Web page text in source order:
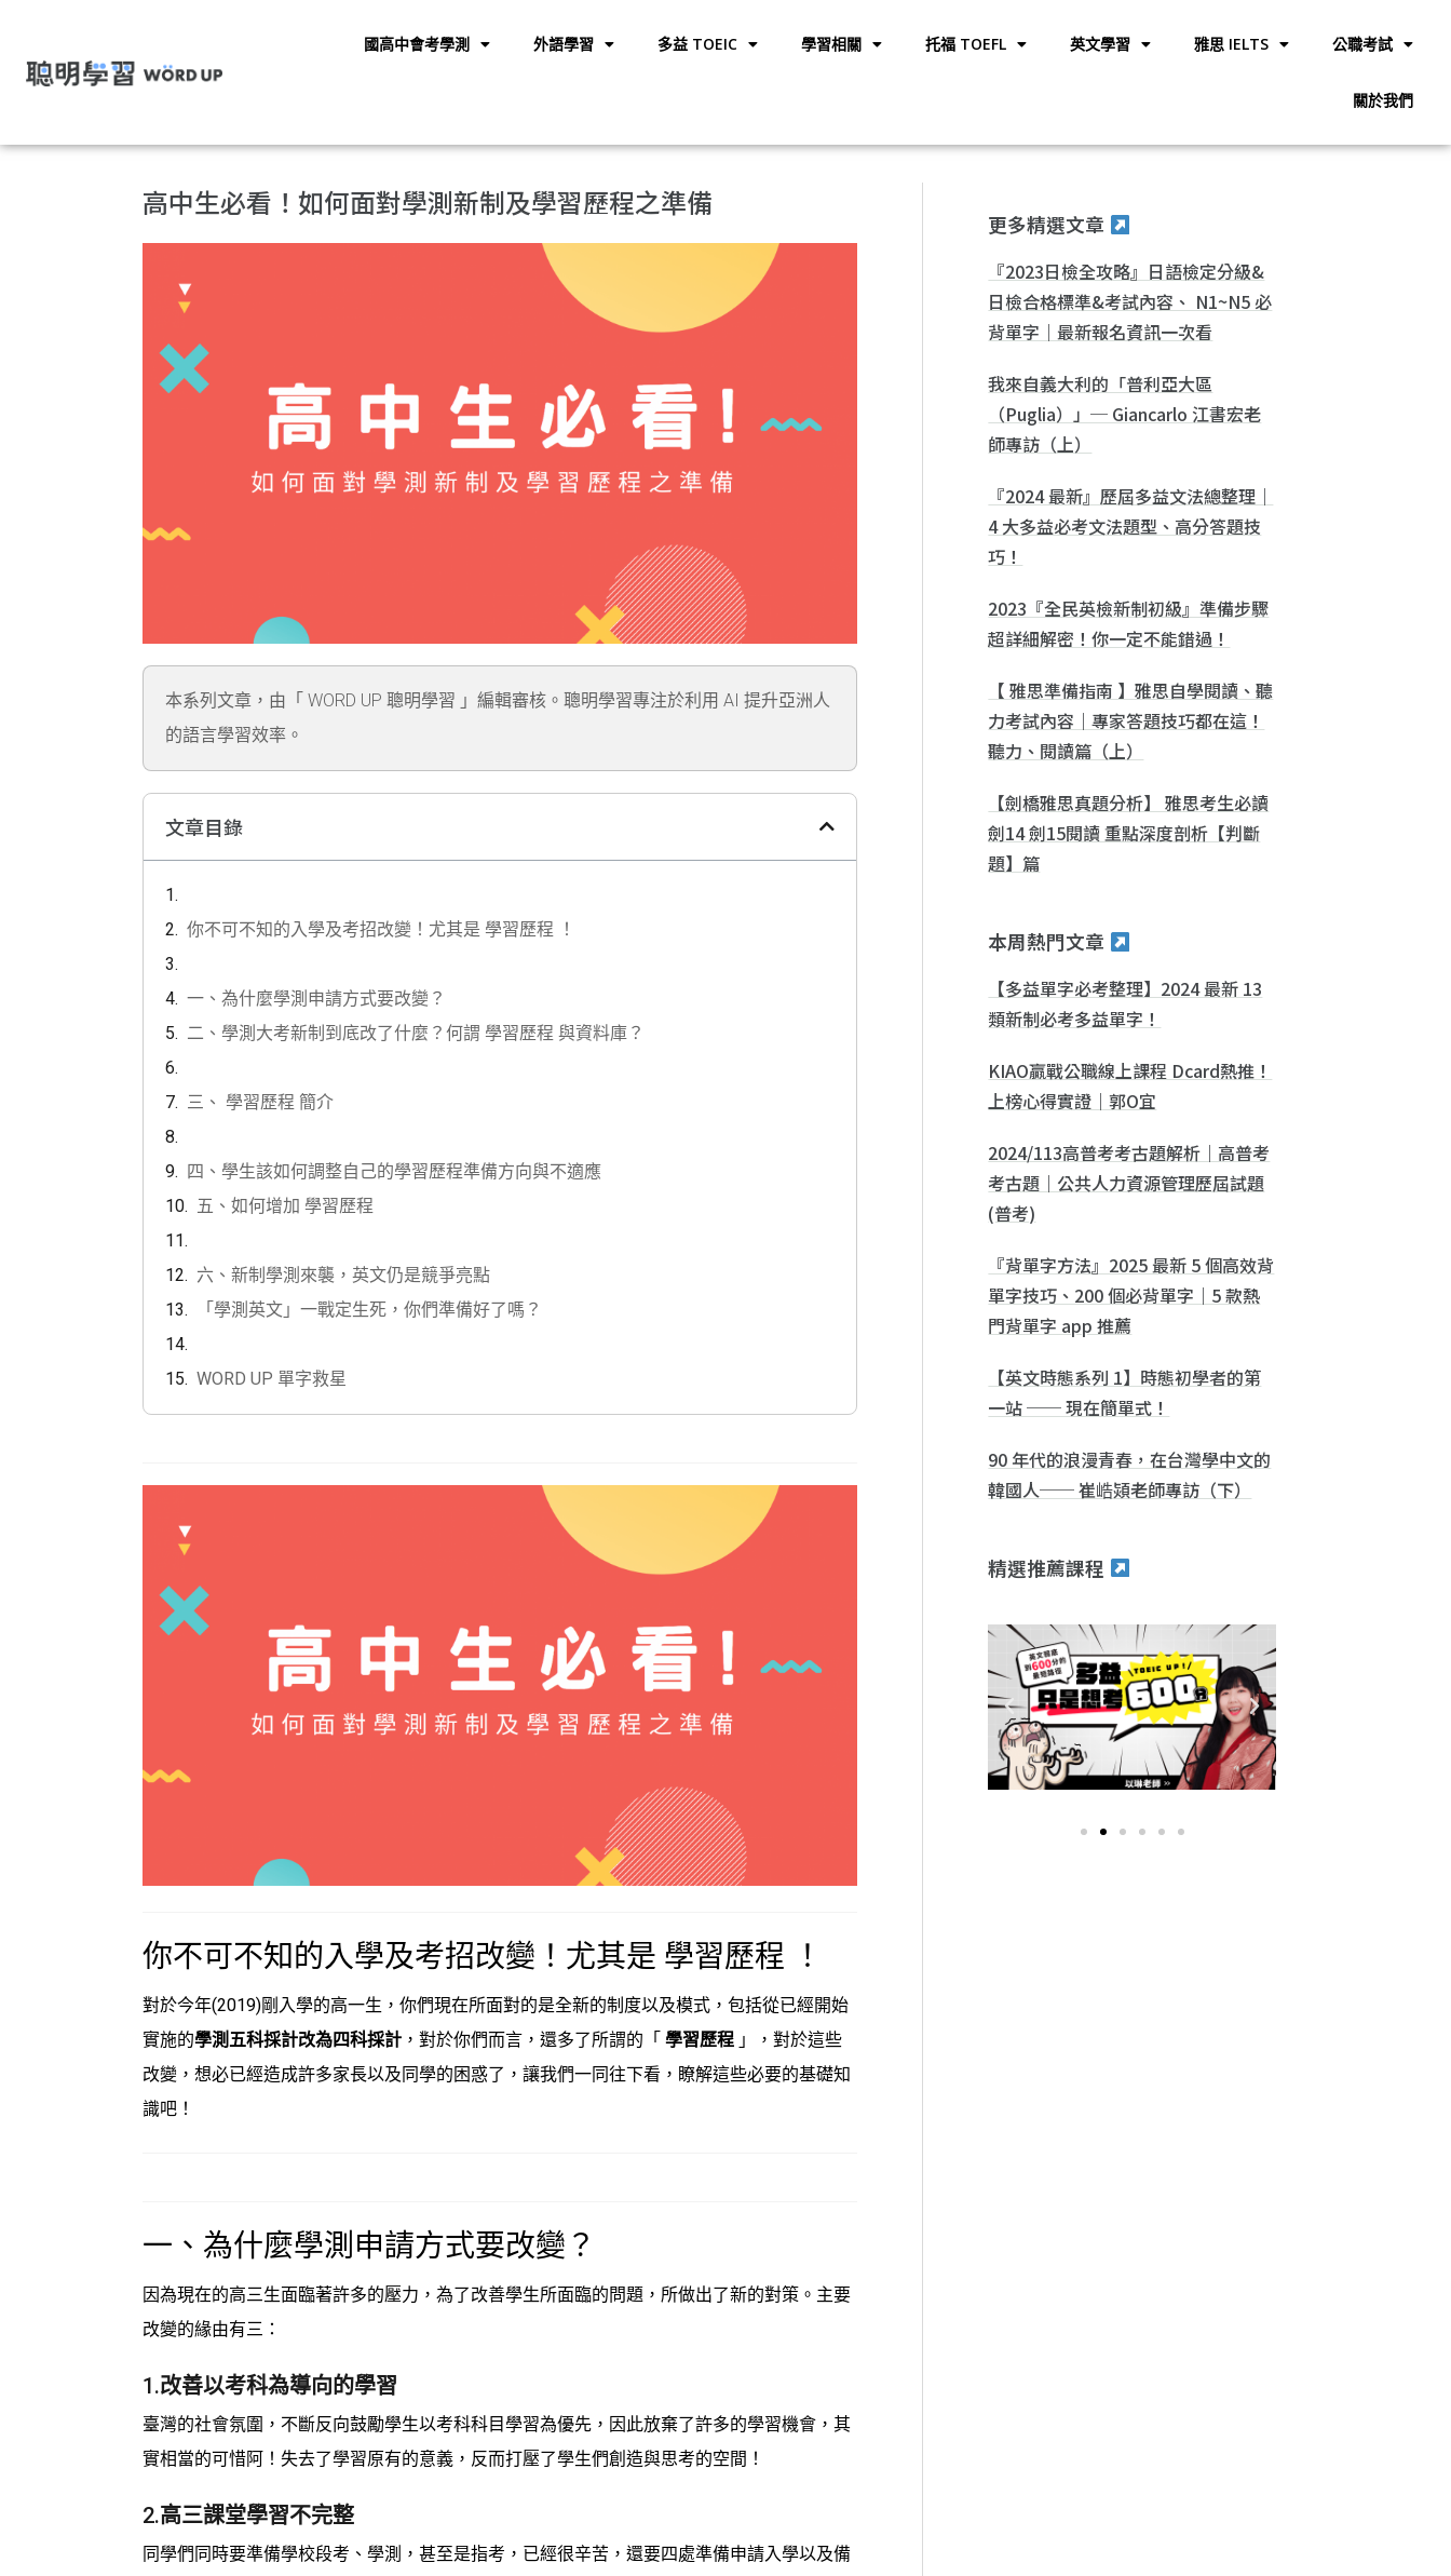
國高中會考學測 外語學習 多益 TOEIC 學習相關 托福 TOEFL 英文學習 雅思 IELTS 公職考試
關於我們
高中生必看！如何面對學測新制及學習歷程之準備
本系列文章，由「 WORD UP 聰明學習 」編輯審核。聰明學習專注於利用 AI 提升亞洲人
的語言學習效率。
文章目錄
你不可不知的入學及考招改變！尤其是 學習歷程 ！
一、為什麼學測申請方式要改變？
二、學測大考新制到底改了什麼？何謂 學習歷程 與資料庫？
三、 學習歷程 簡介
四、學生該如何調整自己的學習歷程準備方向與不適應
五、如何增加 學習歷程
六、新制學測來襲，英文仍是競爭亮點
「學測英文」一戰定生死，你們準備好了嗎？
WORD UP 單字救星
你不可不知的入學及考招改變！尤其是 學習歷程 ！
對於今年(2019)剛入學的高一生，你們現在所面對的是全新的制度以及模式，包括從已經開始
實施的學測五科採計改為四科採計 ，對於你們而言，還多了所謂的「 學習歷程 」，對於這些
改變，想必已經造成許多家長以及同學的困惑了，讓我們一同往下看，瞭解這些必要的基礎知
識吧！
一、為什麼學測申請方式要改變？
因為現在的高三生面臨著許多的壓力，為了改善學生所面臨的問題，所做出了新的對策。主要
改變的緣由有三：
1.改善以考科為導向的學習
臺灣的社會氛圍，不斷反向鼓勵學生以考科科目學習為優先，因此放棄了許多的學習機會，其
實相當的可惜阿！失去了學習原有的意義，反而打壓了學生們創造與思考的空間！
2.高三課堂學習不完整
同學們同時要準備學校段考、學測，甚至是指考，已經很辛苦，還要四處準備申請入學以及備
更多精選文章
『2023日檢全攻略』日語檢定分級&
日檢合格標準&考試內容、 N1~N5 必
背單字｜最新報名資訊一次看
我來自義大利的「普利亞大區
（Puglia）」─ Giancarlo 江書宏老
師專訪（上）
『2024 最新』歷屆多益文法總整理｜
4 大多益必考文法題型、高分答題技
巧！
2023『全民英檢新制初級』準備步驟
超詳細解密！你一定不能錯過！
【 雅思準備指南 】雅思自學閱讀、聽
力考試內容｜專家答題技巧都在這！
聽力、閱讀篇（上）
【劍橋雅思真題分析】 雅思考生必讀
劍14 劍15閱讀 重點深度剖析【判斷
題】篇
本周熱門文章
【多益單字必考整理】2024 最新 13
類新制必考多益單字！
KIAO贏戰公職線上課程 Dcard熱推！
上榜心得實證｜郭O宜
2024/113高普考考古題解析｜高普考
考古題｜公共人力資源管理歷屆試題
(普考)
『背單字方法』2025 最新 5 個高效背
單字技巧、200 個必背單字｜5 款熱
門背單字 app 推薦
【英文時態系列 1】時態初學者的第
一站 ── 現在簡單式！
90 年代的浪漫青春，在台灣學中文的
韓國人── 崔峼熲老師專訪（下）
精選推薦課程